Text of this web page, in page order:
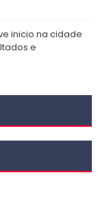
inicio na cidade
e